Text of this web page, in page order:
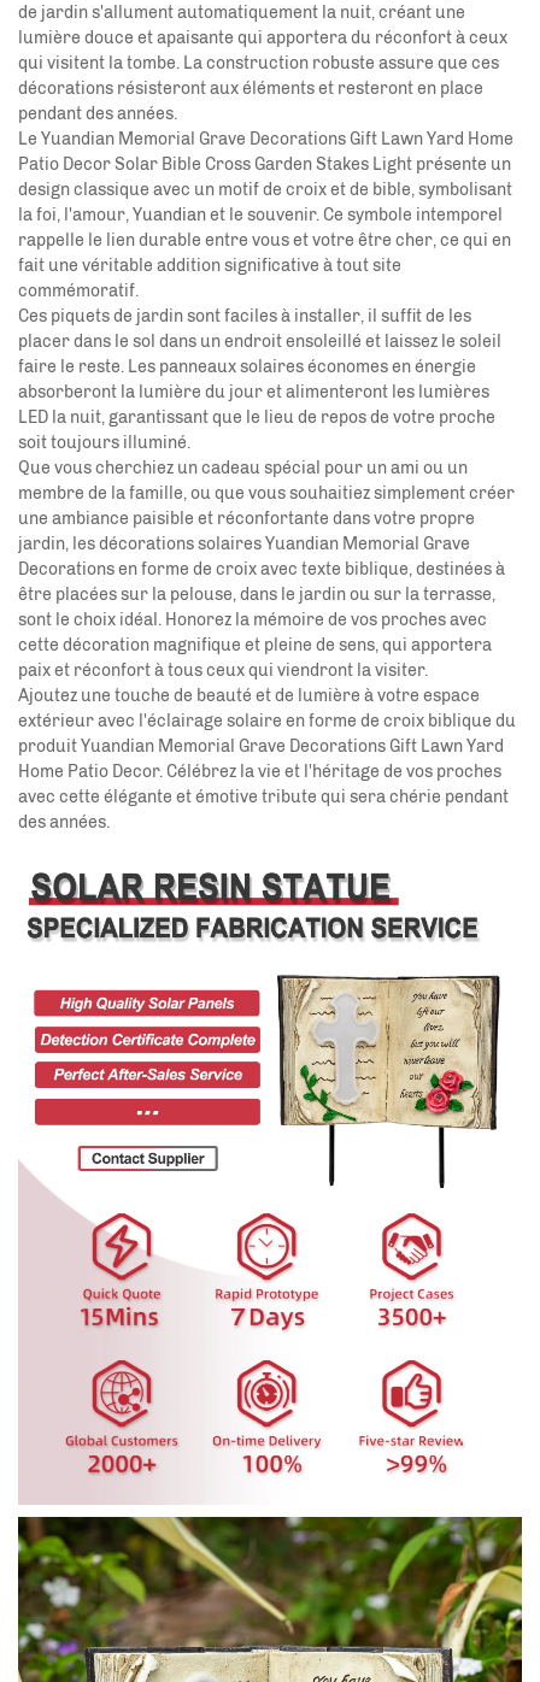
de jardin s'allument automatiquement la nuit, créant une
lumière douce et apaisante qui apportera du réconfort à ceux
qui visitent la tombe. La construction robuste assure que ces
décorations résisteront aux éléments et resteront en place
pendant des années.
Le Yuandian Memorial Grave Decorations Gift Lawn Yard Home
Patio Decor Solar Bible Cross Garden Stakes Light présente un
design classique avec un motif de croix et de bible, symbolisant
la foi, l'amour,Yuandianet le souvenir. Ce symbole intemporel
rappelle le lien durable entre vous et votre être cher, ce qui en
fait une véritable addition significative à tout site
commémoratif.
Ces piquets de jardin sont faciles à installer, il suffit de les
placer dans le sol dans un endroit ensoleillé et laissez le soleil
faire le reste. Les panneaux solaires économes en énergie
absorberont la lumière du jour et alimenteront les lumières
LED la nuit, garantissant que le lieu de repos de votre proche
soit toujours illuminé.
Que vous cherchiez un cadeau spécial pour un ami ou un
membre de la famille, ou que vous souhaitiez simplement créer
une ambiance paisible et réconfortante dans votre propre
jardin, les décorations solaires Yuandian Memorial Grave
Decorations en forme de croix avec texte biblique, destinées à
être placées sur la pelouse, dans le jardin ou sur la terrasse,
sont le choix idéal. Honorez la mémoire de vos proches avec
cette décoration magnifique et pleine de sens, qui apportera
paix et réconfort à tous ceux qui viendront la visiter.
Ajoutez une touche de beauté et de lumière à votre espace
extérieur avec l'éclairage solaire en forme de croix biblique du
produit Yuandian Memorial Grave Decorations Gift Lawn Yard
Home Patio Decor. Célébrez la vie et l'héritage de vos proches
avec cette élégante et émotive tribute qui sera chérie pendant
des années.